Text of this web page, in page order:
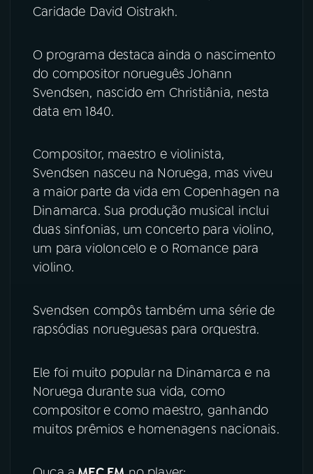
Caridade David Oistrakh.
O programa destaca ainda o nascimento
do compositor norueguês Johann
Svendsen, nascido em Christiânia, nesta
data em 1840.
Compositor, maestro e violinista,
Svendsen nasceu na Noruega, mas viveu
a maior parte da vida em Copenhagen na
Dinamarca. Sua produção musical inclui
duas sinfonias, um concerto para violino,
um para violoncelo e o Romance para
violino.
Svendsen compôs também uma série de
rapsódias norueguesas para orquestra.
Ele foi muito popular na Dinamarca e na
Noruega durante sua vida, como
compositor e como maestro, ganhando
muitos prêmios e homenagens nacionais.